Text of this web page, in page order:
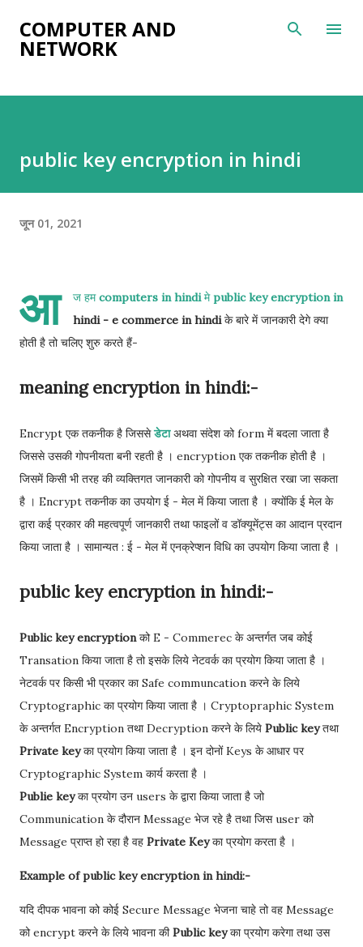
सीधे मुख्य सामग्री पर जाएं
COMPUTER AND
NETWORK
public key encryption in hindi
जून 01, 2021
आ ज हमcomputers in hindiमेpublic key encryption in
hindi - e commerce in hindiके बारे में जानकारी देगे क्या
होती है तो चलिए शुरु करते हैं-
meaning encryption in hindi:-
Encrypt एक तकनीक है जिससेडेटाअथवा संदेश को form में बदला जाता है
जिससे उसकी गोपनीयता बनी रहती है । encryption एक तकनीक होती है ।
जिसमें किसी भी तरह की व्यक्तिगत जानकारी को गोपनीय व सुरक्षित रखा जा सकता
है । Encrypt तकनीक का उपयोग ई - मेल में किया जाता है । क्योंकि ई मेल के
द्वारा कई प्रकार की महत्वपूर्ण जानकारी तथा फाइलों व डॉक्यूमेंट्स का आदान प्रदान
किया जाता है । सामान्यत : ई - मेल में एनक्रेप्शन विधि का उपयोग किया जाता है ।
public key encryption in hindi:-
Public key encryptionको E - Commerec के अन्तर्गत जब कोई
Transation किया जाता है तो इसके लिये नेटवर्क का प्रयोग किया जाता है ।
नेटवर्क पर किसी भी प्रकार का Safe communcation करने के लिये
Cryptographic का प्रयोग किया जाता है । Cryptopraphic System
के अन्तर्गत Encryption तथा Decryption करने के लिये Public keyतथा
Private keyका प्रयोग किया जाता है । इन दोनों Keys के आधार पर
Cryptographic System कार्य करता है ।
Publie keyका प्रयोग उन users के द्वारा किया जाता है जो
Communication के दौरान Message भेज रहे है तथा जिस user को
Message प्राप्त हो रहा है वह Private Keyका प्रयोग करता है ।
Example of public key encryption in hindi:-
यदि दीपक भावना को कोई Secure Message भेजना चाहे तो वह Message
को encrypt करने के लिये भावना कीPublic keyका प्रयोग करेगा तथा उस